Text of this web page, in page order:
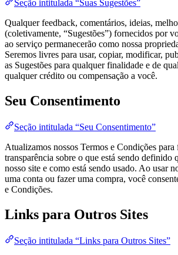
Seção intitulada “Suas Sugestões”
Qualquer feedback, comentários, ideias,
(coletivamente, “Sugestões”) fornecidos por
ao serviço permanecerão como nossa
Seremos livres para usar, copiar, modificar,
as Sugestões para qualquer finalidade e de
qualquer crédito ou compensação a você.
Seu Consentimento
Seção intitulada “Seu Consentimento”
Atualizamos nossos Termos e Condições
transparência sobre o que está sendo definido
nosso site e como está sendo usado. Ao usar
uma conta ou fazer uma compra, você
e Condições.
Links para Outros Sites
Seção intitulada “Links para Outros Sites”